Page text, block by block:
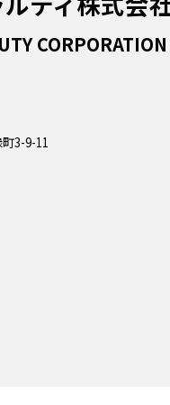
CORPORATION
3-9-11